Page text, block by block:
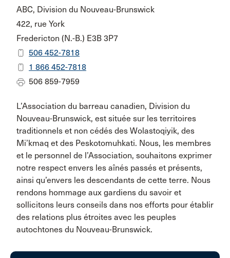
ABC, Division du Nouveau-Brunswick
422, rue York
Fredericton (N.-B.) E3B 3P7
506 452-7818
1 866 452-7818
506 859-7959
L’Association du barreau canadien, Division du
Nouveau-Brunswick, est située sur les territoires
traditionnels et non cédés des Wolastoqiyik, des
Mi’kmaq et des Peskotomuhkati. Nous, les membres
et le personnel de l’Association, souhaitons exprimer
notre respect envers les aînés passés et présents,
ainsi qu’envers les descendants de cette terre. Nous
rendons hommage aux gardiens du savoir et
sollicitons leurs conseils dans nos efforts pour établir
des relations plus étroites avec les peuples
autochtones du Nouveau-Brunswick.